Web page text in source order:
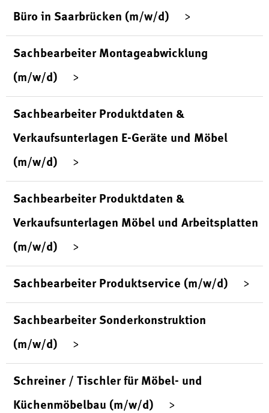
Büro in Saarbrücken (m/w/d)
Sachbearbeiter Montageabwicklung
(m/w/d)
Sachbearbeiter Produktdaten &
Verkaufsunterlagen E-Geräte und Möbel
(m/w/d)
Sachbearbeiter Produktdaten &
Verkaufsunterlagen Möbel und Arbeitsplatten
(m/w/d)
Sachbearbeiter Produktservice (m/w/d)
Sachbearbeiter Sonderkonstruktion
(m/w/d)
Schreiner / Tischler für Möbel- und
Küchenmöbelbau (m/w/d)